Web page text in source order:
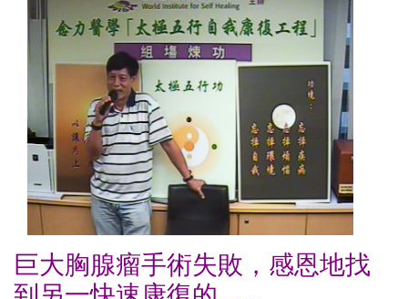
巨大胸腺瘤手術失敗，感恩地找